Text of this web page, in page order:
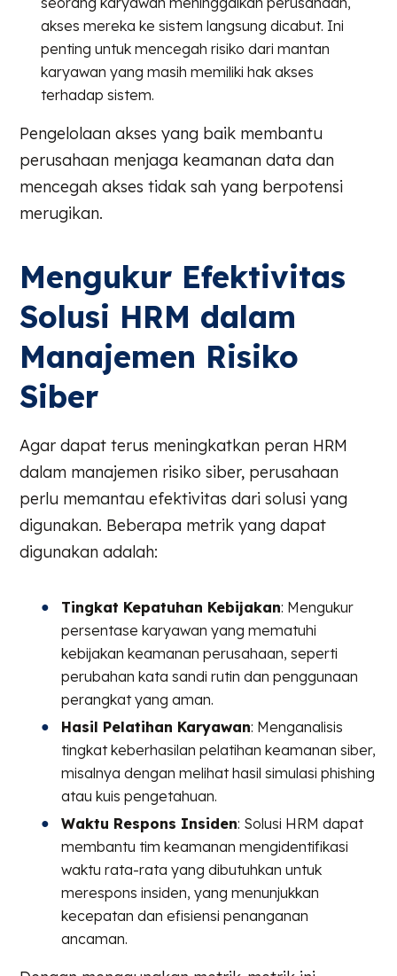
akses mereka ke sistem langsung dicabut. Ini
penting untuk mencegah risiko dari mantan
karyawan yang masih memiliki hak akses
terhadap sistem.
Pengelolaan akses yang baik membantu
perusahaan menjaga keamanan data dan
mencegah akses tidak sah yang berpotensi
merugikan.
Mengukur Efektivitas
Solusi HRM dalam
Manajemen Risiko
Siber
Agar dapat terus meningkatkan peran HRM
dalam manajemen risiko siber, perusahaan
perlu memantau efektivitas dari solusi yang
digunakan. Beberapa metrik yang dapat
digunakan adalah:
Tingkat Kepatuhan Kebijakan: Mengukur
persentase karyawan yang mematuhi
kebijakan keamanan perusahaan, seperti
perubahan kata sandi rutin dan penggunaan
perangkat yang aman.
Hasil Pelatihan Karyawan: Menganalisis
tingkat keberhasilan pelatihan keamanan siber,
misalnya dengan melihat hasil simulasi phishing
atau kuis pengetahuan.
Waktu Respons Insiden: Solusi HRM dapat
membantu tim keamanan mengidentifikasi
waktu rata-rata yang dibutuhkan untuk
merespons insiden, yang menunjukkan
kecepatan dan efisiensi penanganan
ancaman.